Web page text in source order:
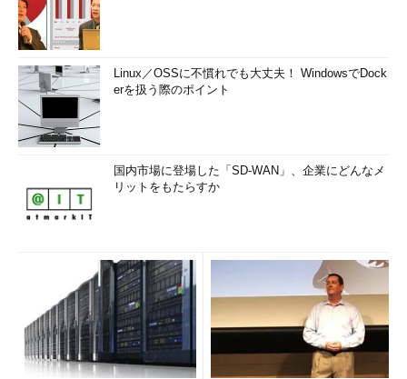
Linux／OSSに不慣れでも大丈夫！ WindowsでDock
erを扱う際のポイント
国内市場に登場した「SD-WAN」、企業にどんなメ
リットをもたらすか